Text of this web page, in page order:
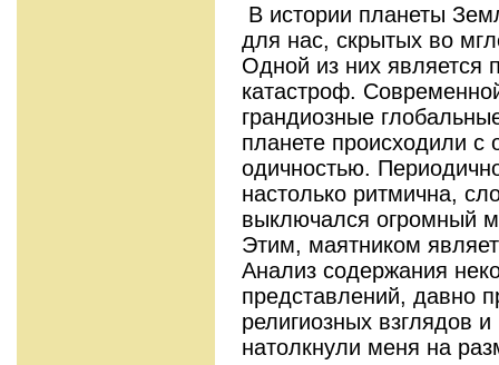
В истории планеты
для нас, скрытых во
Одной из них является
катастроф.
грандиозные
планете происходили
одичностью.
настолько ритмична,
выключался огромный
Этим, маятником
Анализ содержания
представлений, давно
религиозных взглядов
натолкнули меня на